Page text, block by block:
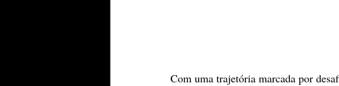
Com uma trajetória marcada por